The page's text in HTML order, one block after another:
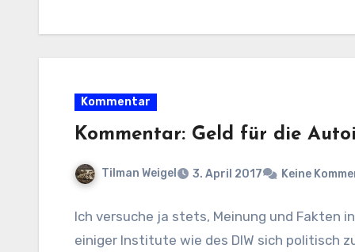
Kommentar
Kommentar: Geld für die
Tilman Weigel 3. April 2017 Keine
Ich versuche ja stets, Meinung und Fakten
einiger Institute wie des DIW sich politisch